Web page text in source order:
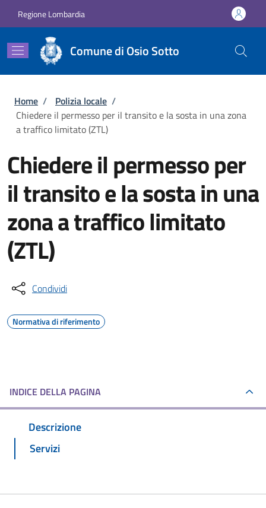
Regione Lombardia
Comune di Osio Sotto
Briciole di pane
Home / Polizia locale /
Chiedere il permesso per il transito e la sosta in una zona
a traffico limitato (ZTL)
Chiedere il permesso per
il transito e la sosta in una
zona a traffico limitato
(ZTL)
Condividi
Normativa di riferimento
INDICE DELLA PAGINA
Descrizione
Servizi